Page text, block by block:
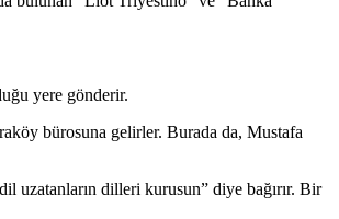
yere gönderir.
bürosuna gelirler. Burada da, Mustafa
uzatanların dilleri kurusun” diye bağırır. Bir